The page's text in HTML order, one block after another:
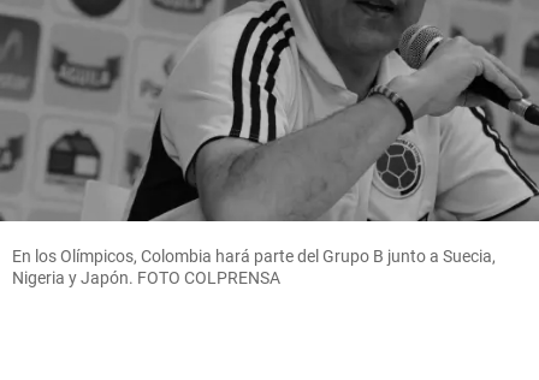
En los Olímpicos, Colombia hará parte del Grupo B junto a Suecia,
Nigeria y Japón. FOTO COLPRENSA